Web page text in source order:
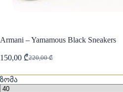
Armani – Yamamous Black Sneakers
220,00₾
Original
150,00 ₾Current
ზომა